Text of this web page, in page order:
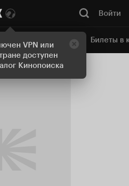
VPN или
доступен
Кинопоиска
Войти
Онлайн-кинотеатр Билеты в